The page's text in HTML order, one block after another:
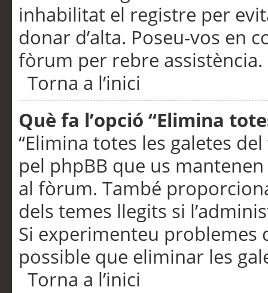
inhabilitat el registre per
donar d’alta. Poseu-vos en
fòrum per rebre assistència.
Torna a l’inici
Què fa l’opció “Elimina
“Elimina totes les galetes
pel phpBB que us
al fòrum. També
dels temes llegits si
Si experimenteu problemes
possible que eliminar les
Torna a l’inici